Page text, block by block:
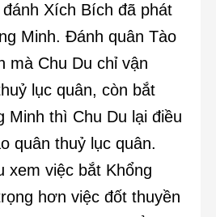
Xích Bích đã phát
Minh. Đánh quân Tào
mà Chu Du chỉ vận
lục quân, còn bắt
Minh thì Chu Du lại điều
quân thuỷ lục quân.
xem việc bắt Khổng
hơn việc đốt thuyền